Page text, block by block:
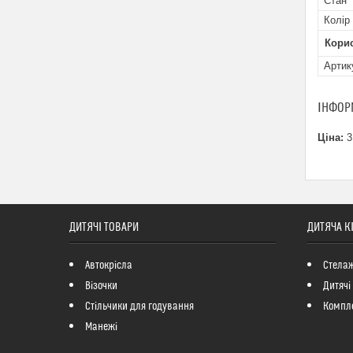
Колір
Ціна:
ДИТЯЧІ ТОВАРИ
Автокрісла
Візочки
Стільчики для годування
Манежі
ДИТЯЧА